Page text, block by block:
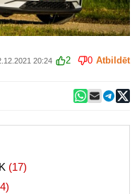
20:24 2 0 Atbildēt
(17)